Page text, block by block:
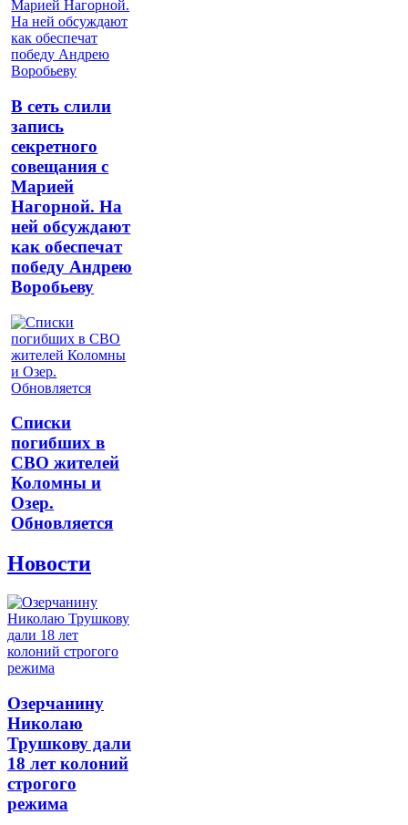
В сеть слили
запись
секретного
совещания с
Марией
Нагорной. На
ней обсуждают
как обеспечат
победу Андрею
Воробьеву
Списки
погибших в
СВО жителей
Коломны и
Озер.
Обновляется
Новости
Озерчанину
Николаю
Трушкову дали
18 лет колоний
строгого
режима